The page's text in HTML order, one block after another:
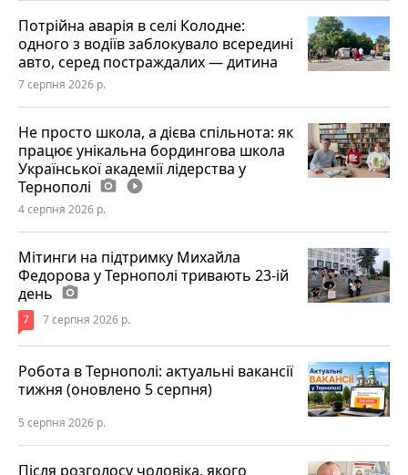
Потрійна аварія в селі Колодне:
одного з водіїв заблокувало всередині
авто, серед постраждалих — дитина
7 серпня 2026 р.
Не просто школа, а дієва спільнота: як
працює унікальна бордингова школа
Української академії лідерства у
Тернополі photo_camera play_circle_filled
4 серпня 2026 р.
Мітинги на підтримку Михайла
Федорова у Тернополі тривають 23-ій
день photo_camera
7 7 серпня 2026 р.
Робота в Тернополі: актуальні вакансії
тижня (оновлено 5 серпня)
5 серпня 2026 р.
Після розголосу чоловіка, якого